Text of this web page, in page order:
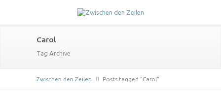
Carol
Tag Archive
Zwischen den Zeilen Posts tagged "Carol"